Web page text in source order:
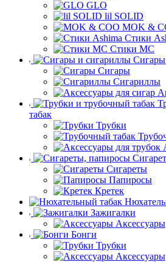
GLO
lil SOLID
MOK &
Стики
Стики MC
Сигары
Сигариллы
табак
Трубки
Сигареты
Папиросы
Кретек
Зажигалки
Аксессуары
Бонги
Трубки
Аксессуары